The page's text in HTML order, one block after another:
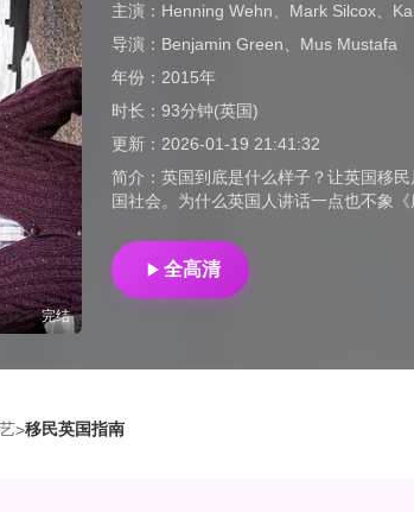
完结
主演： Henning Wehn Mark Silcox
导演： Benjamin Green
Mus Mustafa
年份： 2015年
时长： 93分钟(英国)
更新： 2026-01-19 21:41:32
简介： 英国到底是什么样子？让英国移
国社会。为什么英国人讲话一点也不象
全高清
>移民英国指南